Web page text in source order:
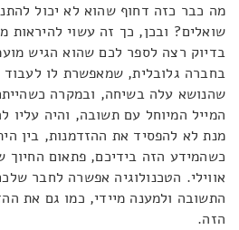
מה כבר כזה דחוף שהוא לא יכול
שואלים? ובכן, כך זה עשוי להיראות
בדיוק רצה לספר לכם שהוא הגיש
בחברה גלובלית, שמאפשרת לו לעבוד
שהנושא עלה בשיחה, ובמקרה
המייל המיוחל עם תשובה, והיה עליו
מנת לא להפסיד את ההזדמנות, בין
כשהמידע הזה בידיכם, פתאום החיוך
אווילי. הטכנולוגיה אפשרה לחבר
התשובה ולמענה מיידי, כמו גם את
הזה.